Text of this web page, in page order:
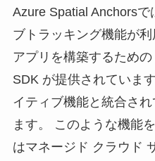
Azure Spatial Anchorsで
ブトラッキング機能が
アプリを構築するため
SDK が提供されていま
イティブ機能と統合さ
ます。 このような機能
はマネージド クラウド